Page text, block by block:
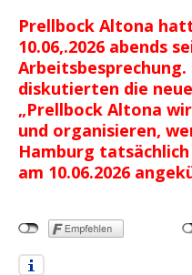
Prellbock Altona
10.06,.2026 abends
diskutierten die
„Prellbock Altona
und organisieren,
Hamburg
am 10.06.2026